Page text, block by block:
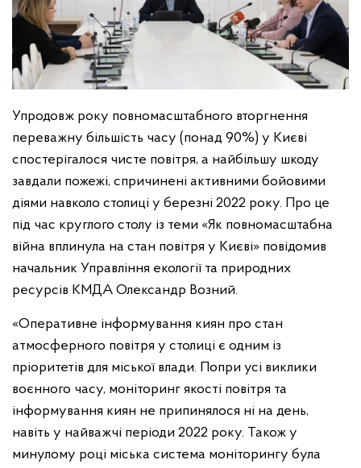
Упродовж року повномасштабного вторгнення
переважну більшість часу (понад 90%) у Києві
спостерігалося чисте повітря, а найбільшу шкоду
завдали пожежі, спричинені активними бойовими
діями навколо столиці у березні 2022 року. Про це
під час круглого столу із теми «Як повномасштабна
війна вплинула на стан повітря у Києві» повідомив
начальник Управління екології та природних
ресурсів КМДА Олександр Возний.
«Оперативне інформування киян про стан
атмосферного повітря у столиці є одним із
пріоритетів для міської влади. Попри усі виклики
воєнного часу, моніторинг якості повітря та
інформування киян не припинялося ні на день,
навіть у найважчі періоди 2022 року. Також у
минулому році міська система моніторингу була